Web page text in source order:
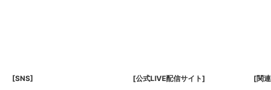
[SNS]
[公式LIVE配信サイト]
[関